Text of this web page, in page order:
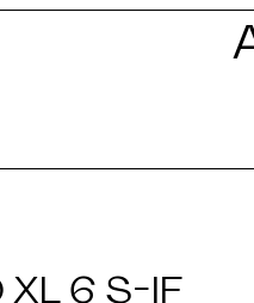
XL 6 S-IF